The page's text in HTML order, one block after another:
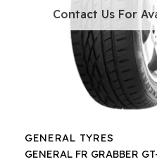
Contact Us For
GENERAL TYRES
GENERAL FR GRABBER